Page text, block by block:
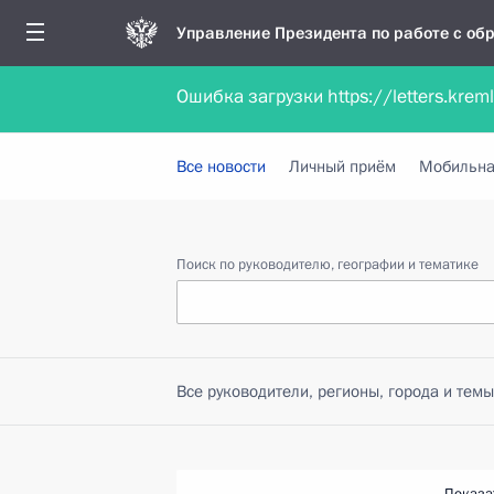
Управление Президента по работе с
Обратиться в форме электронного
Все новости Личный приём
Поиск по руководителю, географии и тематике
Все руководители, регионы, города и темы
Ошибка загрузки https://